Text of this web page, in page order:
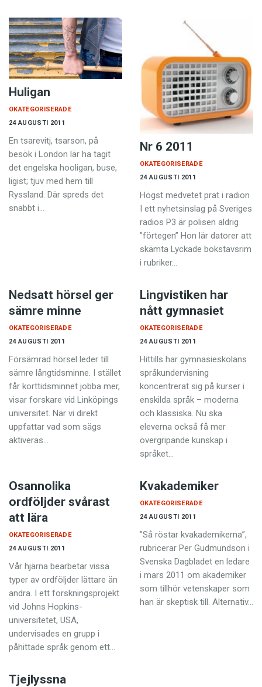
Huligan
24 AUGUSTI 2011
OKATEGORISERADE
En tsarevitj, tsarson, på
besök i London lär ha tagit
det engelska hooligan, buse,
ligist; tjuv med hem till
Ryssland. Där spreds det
snabbt i…
Nr 6 2011
24 AUGUSTI 2011
OKATEGORISERADE
Högst medvetet prat i radion
I ett nyhetsinslag på Sveriges
radios P3 är polisen aldrig
”förtegen” Hon lär datorer att
skämta Lyckade bokstavsrim
i rubriker…
Nedsatt hörsel ger
sämre minne
24 AUGUSTI 2011
OKATEGORISERADE
Försämrad hörsel leder till
sämre långtidsminne. I stället
får korttidsminnet jobba mer,
visar forskare vid Linköpings
universitet. När vi direkt
uppfattar vad som sägs
aktiveras…
Lingvistiken har
nått gymnasiet
24 AUGUSTI 2011
OKATEGORISERADE
Hittills har gymnasieskolans
språkundervisning
koncentrerat sig på kurser i
enskilda språk – moderna
och klassiska. Nu ska
eleverna också få mer
övergripande kunskap i
språket…
Osannolika
ordföljder svårast
att lära
24 AUGUSTI 2011
OKATEGORISERADE
Vår hjärna bearbetar vissa
typer av ordföljder lättare än
andra. I ett forskningsprojekt
vid Johns Hopkins-
universitetet, USA,
undervisades en grupp i
påhittade språk genom ett…
Kvakademiker
24 AUGUSTI 2011
OKATEGORISERADE
”Så röstar kvakademikerna”,
rubricerar Per Gudmundson i
Svenska Dagbladet en ledare
i mars 2011 om akademiker
som tillhör vetenskaper som
han är skeptisk till. Alternativ…
Tjejlyssna